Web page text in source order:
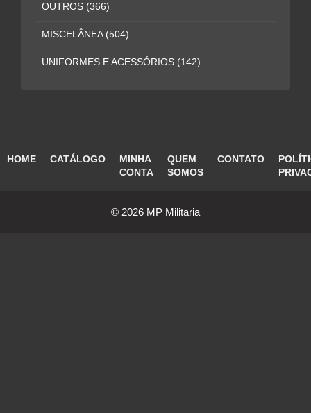
OUTROS (366)
MISCELÂNEA (504)
UNIFORMES E ACESSÓRIOS (142)
HOME CATÁLOGO
MINHA
CONTA
QUEM
SOMOS
CONTATO
© 2026 MP Militaria